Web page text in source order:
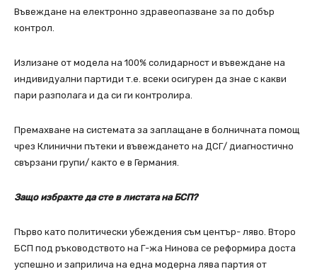
Въвеждане на електронно здравеопазване за по добър
контрол.
Излизане от модела на 100% солидарност и въвеждане на
индивидуални партиди т.е. всеки осигурен да знае с какви
пари разполага и да си ги контролира.
Премахване на системата за заплащане в болничната помощ
чрез Клинични пътеки и въвеждането на ДСГ/ диагностично
свързани групи/ както е в Германия.
Защо избрахте да сте в листата на БСП?
Първо като политически убеждения съм център- ляво. Второ
БСП под ръководството на Г-жа Нинова се реформира доста
успешно и заприлича на една модерна лява партия от